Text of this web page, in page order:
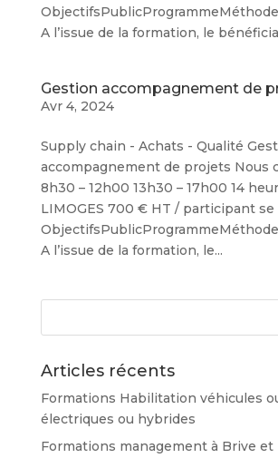
A l’issue de la formation, le
Gestion accompagnement de
Avr 4, 2024
Supply chain - Achats - Qualité
accompagnement de projets Nous
8h30 – 12h00 13h30 – 17h00 14
LIMOGES 700 € HT / participant
A l’issue de la formation, le...
Articles récents
Formations Habilitation véhicules
électriques ou hybrides
Formations management à Brive et